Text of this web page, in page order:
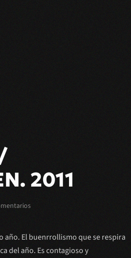
2011
en
/
TWOTHOUSANDANDELEVEN.
2011
año. El buenrrollismo que se respira
del año. Es contagioso y